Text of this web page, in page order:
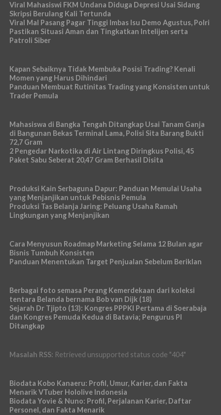
Viral Mahasiswi FKM Undana Diduga Depresi Usai Sidang
Skripsi Berulang Kali Tertunda
Viral Mal Pasang Pagar Tinggi Imbas Isu Demo Agustus, Polri
Pastikan Situasi Aman dan Tingkatkan Intelijen serta
Patroli Siber
Kapan Sebaiknya Tidak Membuka Posisi Trading? Kenali
Momen yang Harus Dihindari
Panduan Membuat Rutinitas Trading yang Konsisten untuk
Trader Pemula
Mahasiswa di Bangka Tengah Ditangkap Usai Tanam Ganja
di Bangunan Bekas Terminal Lama, Polisi Sita Barang Bukti
72,7 Gram
2 Pengedar Narkotika di Air Lintang Diringkus Polisi, 45
Paket Sabu Seberat 20,47 Gram Berhasil Disita
Produksi Kain Serbaguna Dapur: Panduan Memulai Usaha
yang Menjanjikan untuk Pebisnis Pemula
Produksi Tas Belanja Jaring: Peluang Usaha Ramah
Lingkungan yang Menjanjikan
Cara Menyusun Roadmap Marketing Selama 12 Bulan agar
Bisnis Tumbuh Konsisten
Panduan Menentukan Target Penjualan Sebelum Beriklan
Berbagai foto semasa Perang Kemerdekaan dari koleksi
tentara Belanda bernama Bob van Dijk (18)
Sejarah Dr Tjipto (13): Kongres PPPKI Pertama di Soerabaja
dan Kongres Pemuda Kedua di Batavia; Pengurus PI
Ditangkap
Masalah RSS: Retrieved unsupported status code "404"
Biodata Kobo Kanaeru: Profil, Umur, Karier, dan Fakta
Menarik VTuber Hololive Indonesia
Biodata Yovie & Nuno: Profil, Perjalanan Karier, Daftar
Personel, dan Fakta Menarik